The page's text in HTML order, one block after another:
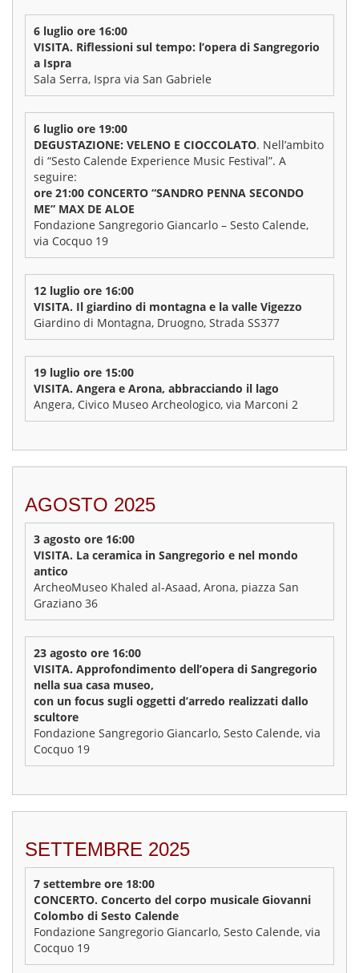
6 luglio ore 16:00
VISITA. Riflessioni sul tempo: l’opera di Sangregorio
a Ispra
Sala Serra, Ispra via San Gabriele
6 luglio ore 19:00
DEGUSTAZIONE: VELENO E CIOCCOLATO. Nell’ambito
di “Sesto Calende Experience Music Festival”. A
seguire:
ore 21:00 CONCERTO “SANDRO PENNA SECONDO
ME” MAX DE ALOE
Fondazione Sangregorio Giancarlo – Sesto Calende,
via Cocquo 19
12 luglio ore 16:00
VISITA. Il giardino di montagna e la valle Vigezzo
Giardino di Montagna, Druogno, Strada SS377
19 luglio ore 15:00
VISITA. Angera e Arona, abbracciando il lago
Angera, Civico Museo Archeologico, via Marconi 2
AGOSTO 2025
3 agosto ore 16:00
VISITA. La ceramica in Sangregorio e nel mondo
antico
ArcheoMuseo Khaled al-Asaad, Arona, piazza San
Graziano 36
23 agosto ore 16:00
VISITA. Approfondimento dell’opera di Sangregorio
nella sua casa museo,
con un focus sugli oggetti d’arredo realizzati dallo
scultore
Fondazione Sangregorio Giancarlo, Sesto Calende, via
Cocquo 19
SETTEMBRE 2025
7 settembre ore 18:00
CONCERTO. Concerto del corpo musicale Giovanni
Colombo di Sesto Calende
Fondazione Sangregorio Giancarlo, Sesto Calende, via
Cocquo 19